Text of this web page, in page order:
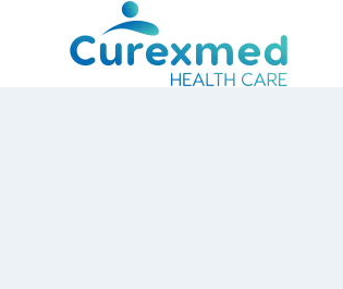
المحتوى